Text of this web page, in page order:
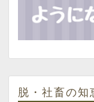
脱・社畜の知